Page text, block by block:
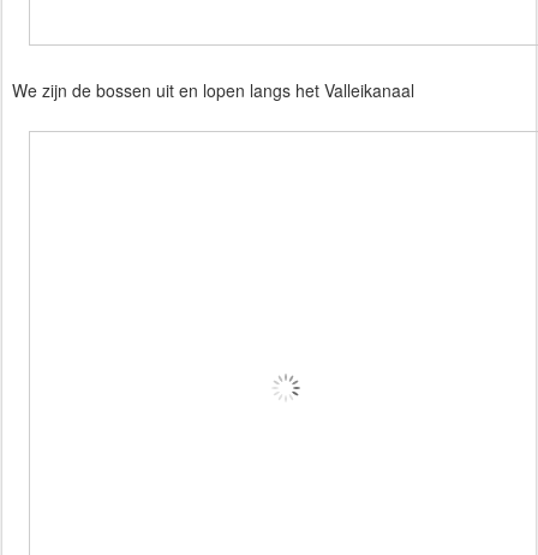
We zijn de bossen uit en lopen langs het Valleikanaal